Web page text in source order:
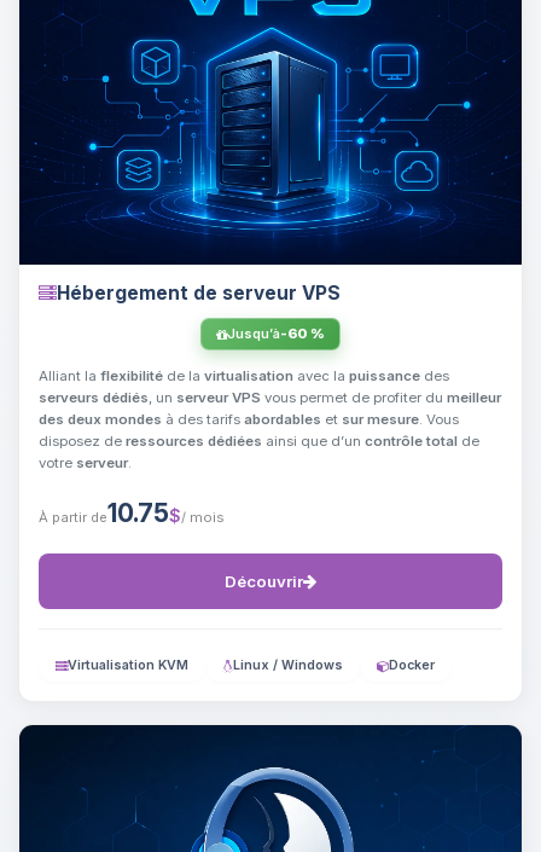
Hébergement de serveur VPS
Jusqu’à-60 %
Alliant la flexibilité de la virtualisation avec la puissance des
serveurs dédiés, un serveur VPS vous permet de profiter du meilleur
des deux mondes à des tarifs abordables et sur mesure. Vous
disposez de ressources dédiées ainsi que d’un contrôle total de
votre serveur.
À partir de10.75$/ mois
Découvrir
Virtualisation KVM Linux / Windows Docker